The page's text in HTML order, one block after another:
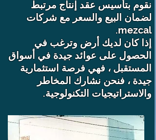
نقوم بتأسيس عقد إنتاج مرتبط
لضمان البيع والسعر مع شركات
mezcal.
إذا كان لديك أرض وترغب في
الحصول على عوائد جيدة في أسواق
المستقبل ، فهي فرصة استثمارية
جيدة ، فنحن نشارك المخاطر
والاستراتيجيات التكنولوجية.